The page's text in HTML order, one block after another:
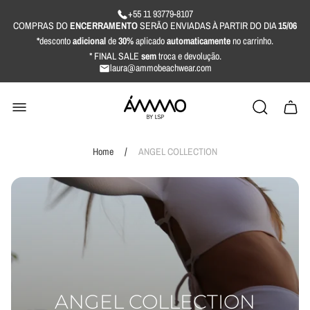
+55 11 93779-8107
COMPRAS DOENCERRAMENTOSERÃO ENVIADAS À PARTIR DO DIA15/06
*descontoadicionalde30%aplicadoautomaticamenteno carrinho.
* FINAL SALE semtroca e devolução.
laura@ammobeachwear.com
Loja
o
Gaveta
Home / ANGEL COLLECTION
ANGEL COLLECTION